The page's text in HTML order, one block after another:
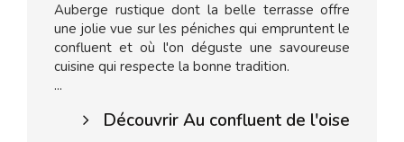
Auberge rustique dont la belle terrasse offre
une jolie vue sur les péniches qui empruntent le
confluent et où l'on déguste une savoureuse
cuisine qui respecte la bonne tradition.
...
Découvrir Au confluent de l'oise